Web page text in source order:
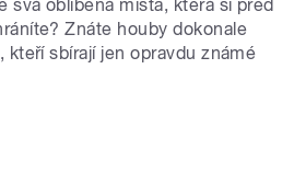
svá oblíbená místa, která si před
Znáte houby dokonale
kteří sbírají jen opravdu známé